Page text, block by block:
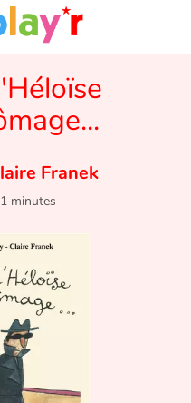
Franek
minutes